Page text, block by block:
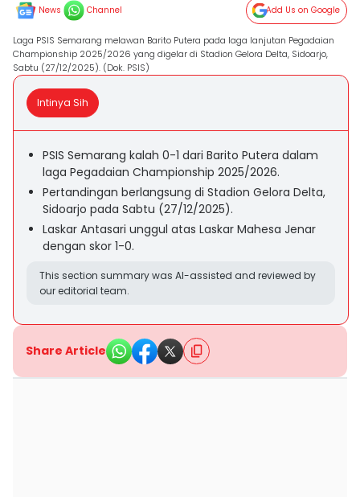
News Channel Add Us on Google
Laga PSIS Semarang melawan Barito Putera pada laga lanjutan Pegadaian
Championship 2025/2026 yang digelar di Stadion Gelora Delta, Sidoarjo,
Sabtu (27/12/2025). (Dok. PSIS)
Intinya Sih
PSIS Semarang kalah 0-1 dari Barito Putera dalam
laga Pegadaian Championship 2025/2026.
Pertandingan berlangsung di Stadion Gelora Delta,
Sidoarjo pada Sabtu (27/12/2025).
Laskar Antasari unggul atas Laskar Mahesa Jenar
dengan skor 1-0.
This section summary was AI-assisted and reviewed by
our editorial team.
Share Article